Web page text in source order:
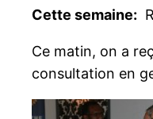
Cette semaine:
Ce matin, on a
consultation en